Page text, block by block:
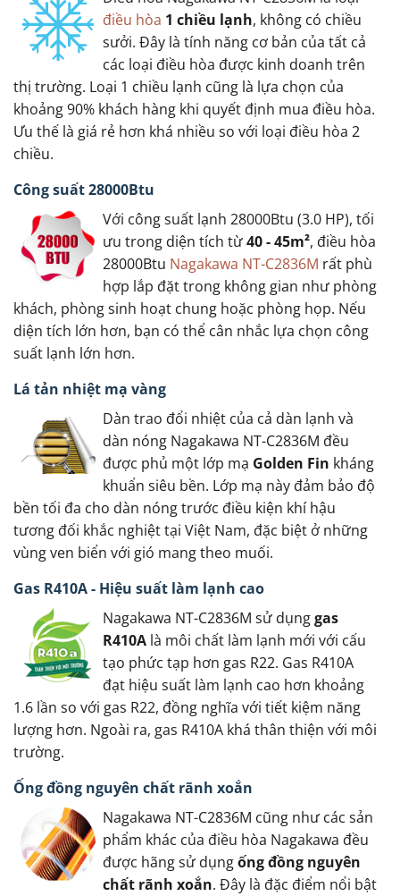
điều hòa 1 chiều lạnh, không có chiều
sưởi. Đây là tính năng cơ bản của tất cả
các loại điều hòa được kinh doanh trên
thị trường. Loại 1 chiều lạnh cũng là lựa chọn của
khoảng 90% khách hàng khi quyết định mua điều hòa.
Ưu thế là giá rẻ hơn khá nhiều so với loại điều hòa 2
chiều.
Công suất 28000Btu
Với công suất lạnh 28000Btu (3.0 HP), tối
ưu trong diện tích từ40 - 45m², điều hòa
28000Btu Nagakawa NT-C2836M rất phù
hợp lắp đặt trong không gian như phòng
khách, phòng sinh hoạt chung hoặc phòng họp. Nếu
diện tích lớn hơn, bạn có thể cân nhắc lựa chọn công
suất lạnh lớn hơn.
Lá tản nhiệt mạ vàng
Dàn trao đổi nhiệt của cả dàn lạnh và
dàn nóng Nagakawa NT-C2836M đều
được phủ một lớp mạ Golden Fin kháng
khuẩn siêu bền. Lớp mạ này đảm bảo độ
bền tối đa cho dàn nóng trước điều kiện khí hậu
tương đối khắc nghiệt tại Việt Nam, đặc biệt ở những
vùng ven biển với gió mang theo muối.
Gas R410A - Hiệu suất làm lạnh cao
Nagakawa NT-C2836M sử dụnggas
R410A là môi chất làm lạnh mới với cấu
tạo phức tạp hơn gas R22. Gas R410A
đạt hiệu suất làm lạnh cao hơn khoảng
1.6 lần so với gas R22, đồng nghĩa với tiết kiệm năng
lượng hơn. Ngoài ra, gas R410A khá thân thiện với môi
trường.
Ống đồng nguyên chất rãnh xoắn
Nagakawa NT-C2836M cũng như các sản
phẩm khác của điều hòa Nagakawa đều
được hãng sử dụngống đồng nguyên
chất rãnh xoắn. Đây là đặc điểm nổi bật